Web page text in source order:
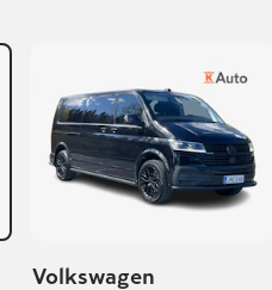
Volkswagen